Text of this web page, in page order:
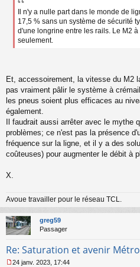
n
u
Il n'y a nulle part dans le monde de
17,5 % sans un système de sécurité
d'une longrine entre les rails. Le M2
seulement.
Et, accessoirement, la vitesse du M2
pas vraiment pâlir le système à
les pneus soient plus efficaces au
également.
Il faudrait aussi arrêter avec le mythe
problèmes; ce n'est pas la présence
fréquence sur la ligne, et il y a des
coûteuses) pour augmenter le débit à
X.
Avoue travailler pour le réseau TCL.
greg59
Passager
Re: Saturation et avenir
24 janv. 2023, 17:44